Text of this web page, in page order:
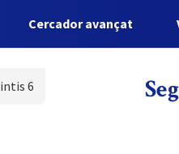
Cercador avançat
6